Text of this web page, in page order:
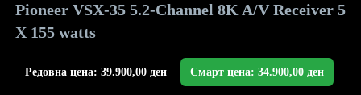
Pioneer VSX-35 5.2-Channel 8K A/V Receiver 5
X 155 watts
Редовна цена: 39.900,00 ден Смарт цена: 34.900,00 ден